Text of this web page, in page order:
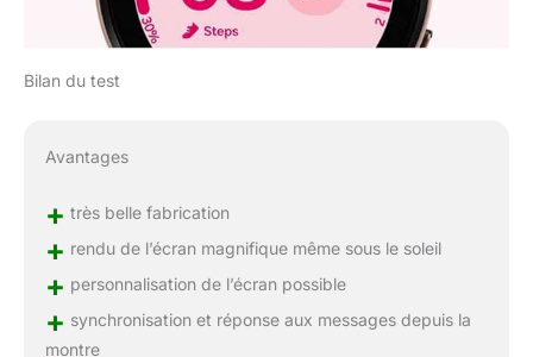
Bilan du test
Avantages
+ très belle fabrication
+ rendu de l’écran magnifique même sous le soleil
+ personnalisation de l’écran possible
+ synchronisation et réponse aux messages depuis la
montre